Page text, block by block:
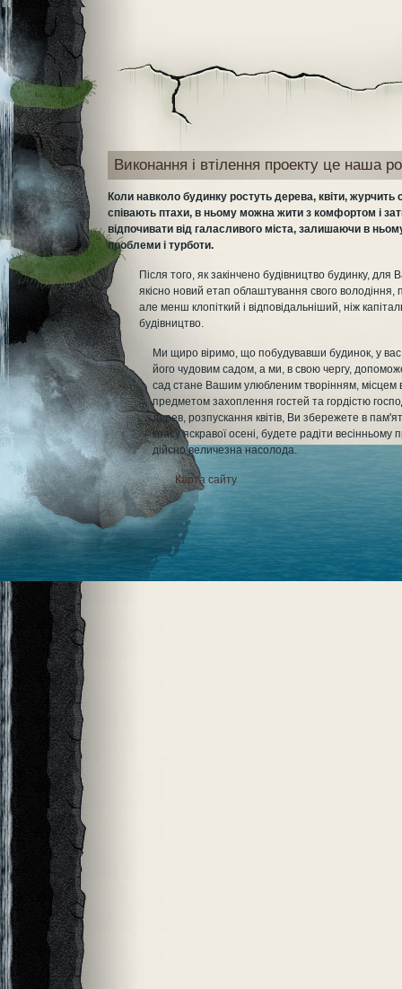
Виконання і втілення проекту це наша
Коли навколо будинку ростуть дерева, квіти, журчить
співають птахи, в ньому можна жити з комфортом і
відпочивати від галасливого міста, залишаючи в
проблеми і турботи.
Після того, як закінчено будівництво будинку, для
якісно новий етап облаштування свого володіння,
але менш клопіткий і відповідальніший, ніж
будівництво.
Ми щиро віримо, що побудувавши будинок, у
його чудовим садом, а ми, в свою чергу,
сад стане Вашим улюбленим творінням, місцем
предметом захоплення гостей та гордістю
дерев, розпускання квітів, Ви збережете в
красу яскравої осені, будете радіти весінньому
дійсно величезна насолода.
Карта сайту